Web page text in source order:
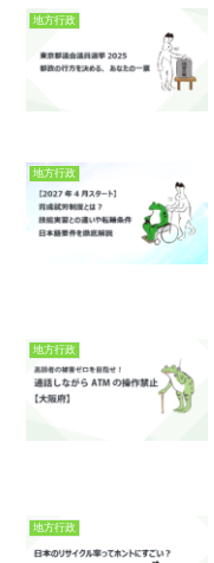
地方行政
地方行政
地方行政
地方行政